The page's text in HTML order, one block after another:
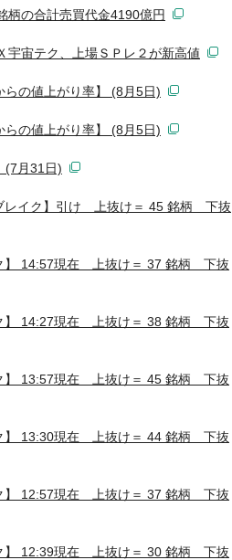
柄の合計売買代金4190億円
宇宙テク、上場ＳＰレ２が新高値
の値上がり率】 (8月5日)
の値上がり率】 (8月5日)
(7月31日)
レイク】引け 上抜け＝ 45 銘柄 下抜
】 14:57現在 上抜け＝ 37 銘柄 下抜
】 14:27現在 上抜け＝ 38 銘柄 下抜
】 13:57現在 上抜け＝ 45 銘柄 下抜
】 13:30現在 上抜け＝ 44 銘柄 下抜
】 12:57現在 上抜け＝ 37 銘柄 下抜
】 12:39現在 上抜け＝ 30 銘柄 下抜